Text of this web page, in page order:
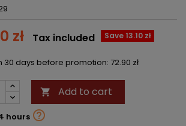
zł Save 13.10 zł
Tax included
30 days before promotion: 72.90 zł
 Add to cart
hours 